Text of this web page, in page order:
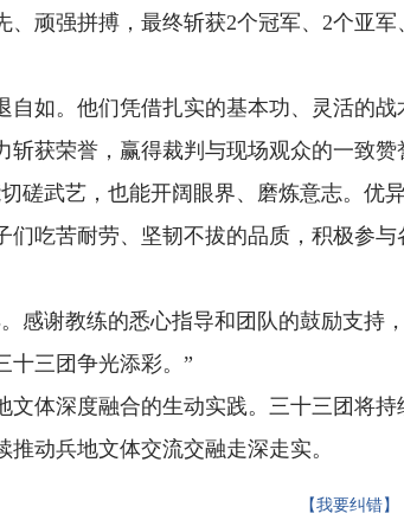
顽强拼搏，最终斩获2个冠军、2个亚军
如。他们凭借扎实的基本功、灵活的
获荣誉，赢得裁判与现场观众的一致赞
磋武艺，也能开阔眼界、磨炼意志。优
吃苦耐劳、坚韧不拔的品质，积极参
感谢教练的悉心指导和团队的鼓励支持
十三团争光添彩。”
体深度融合的生动实践。三十三团将
动兵地文体交流交融走深走实。
【我要纠错】